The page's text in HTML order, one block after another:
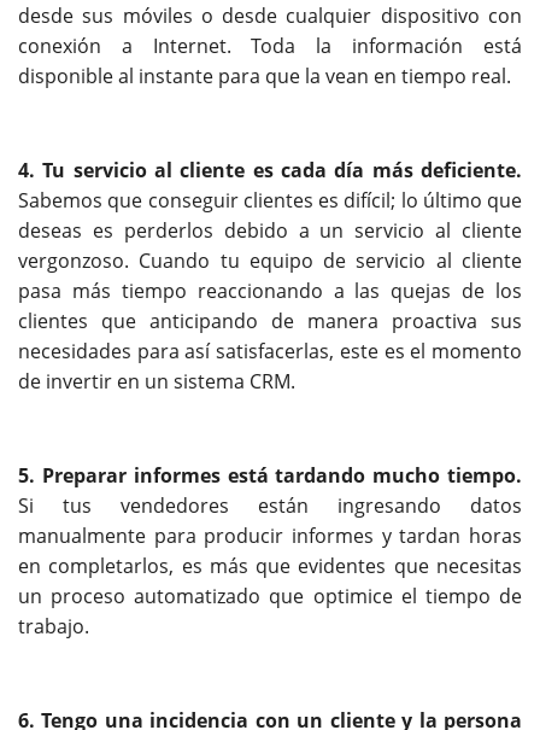
desde sus móviles o desde cualquier dispositivo con
conexión a Internet. Toda la información está
disponible al instante para que la vean en tiempo real.
4. Tu servicio al cliente es cada día más deficiente.
Sabemos que conseguir clientes es difícil; lo último que
deseas es perderlos debido a un servicio al cliente
vergonzoso. Cuando tu equipo de servicio al cliente
pasa más tiempo reaccionando a las quejas de los
clientes que anticipando de manera proactiva sus
necesidades para así satisfacerlas, este es el momento
de invertir en un sistema CRM.
5. Preparar informes está tardando mucho tiempo.
Si tus vendedores están ingresando datos
manualmente para producir informes y tardan horas
en completarlos, es más que evidentes que necesitas
un proceso automatizado que optimice el tiempo de
trabajo.
6. Tengo una incidencia con un cliente y la persona